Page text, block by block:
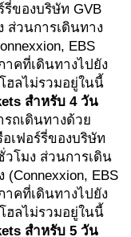
รี่ของบริษัท GVB
ส่วนการเดินทาง
EBS
คที่เดินทางไปยัง
ฮลไม่รวมอยู่ในนี้
สำหรับ 4 วัน
ถเดินทางด้วย
เฟอร์รี่ของบริษัท
วโมง ส่วนการเดิน
EBS
คที่เดินทางไปยัง
ฮลไม่รวมอยู่ในนี้
สำหรับ 5 วัน